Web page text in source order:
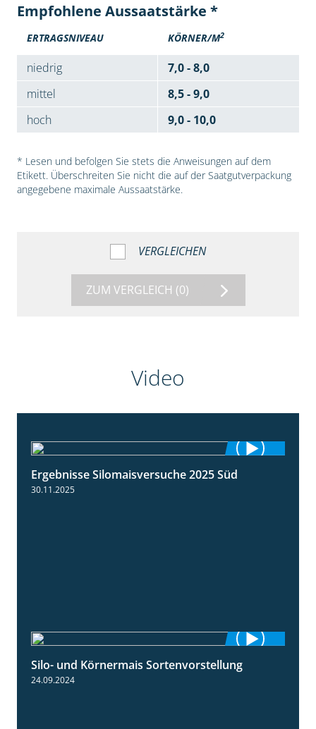
Empfohlene Aussaatstärke *
ERTRAGSNIVEAU KÖRNER/M2
niedrig
7,0 - 8,0
mittel
8,5 - 9,0
hoch
9,0 - 10,0
* Lesen und befolgen Sie stets die Anweisungen auf dem
Etikett. Überschreiten Sie nicht die auf der Saatgutverpackung
angegebene maximale Aussaatstärke.
VERGLEICHEN
ZUM VERGLEICH (0)
Video
Ergebnisse Silomaisversuche 2025 Süd
30.11.2025
4:26
Silo- und Körnermais Sortenvorstellung
24.09.2024